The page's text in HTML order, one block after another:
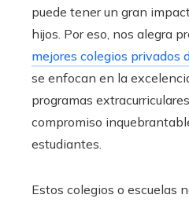
puede tener un gran
hijos. Por eso, nos alegra
mejores colegios privados
se enfocan en la
programas
compromiso
estudiantes.
Estos colegios o escuelas